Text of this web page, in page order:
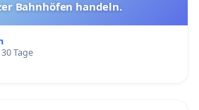
Bahnhöfen handeln.
Tage